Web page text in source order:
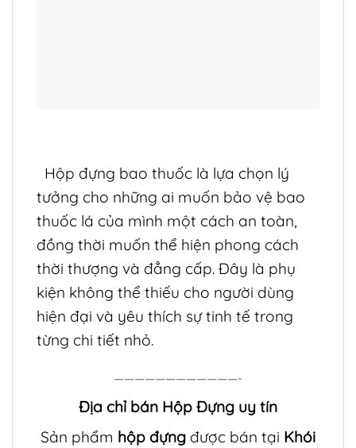
Hộp đựng bao thuốc là lựa chọn lý
tưởng cho những ai muốn bảo vệ bao
thuốc lá của mình một cách an toàn,
đồng thời muốn thể hiện phong cách
thời thượng và đẳng cấp. Đây là phụ
kiện không thể thiếu cho người dùng
hiện đại và yêu thích sự tinh tế trong
từng chi tiết nhỏ.
————————————-
Địa chỉ bán Hộp Đựng uy tín
Sản phẩm hộp đựng được bán tại Khói